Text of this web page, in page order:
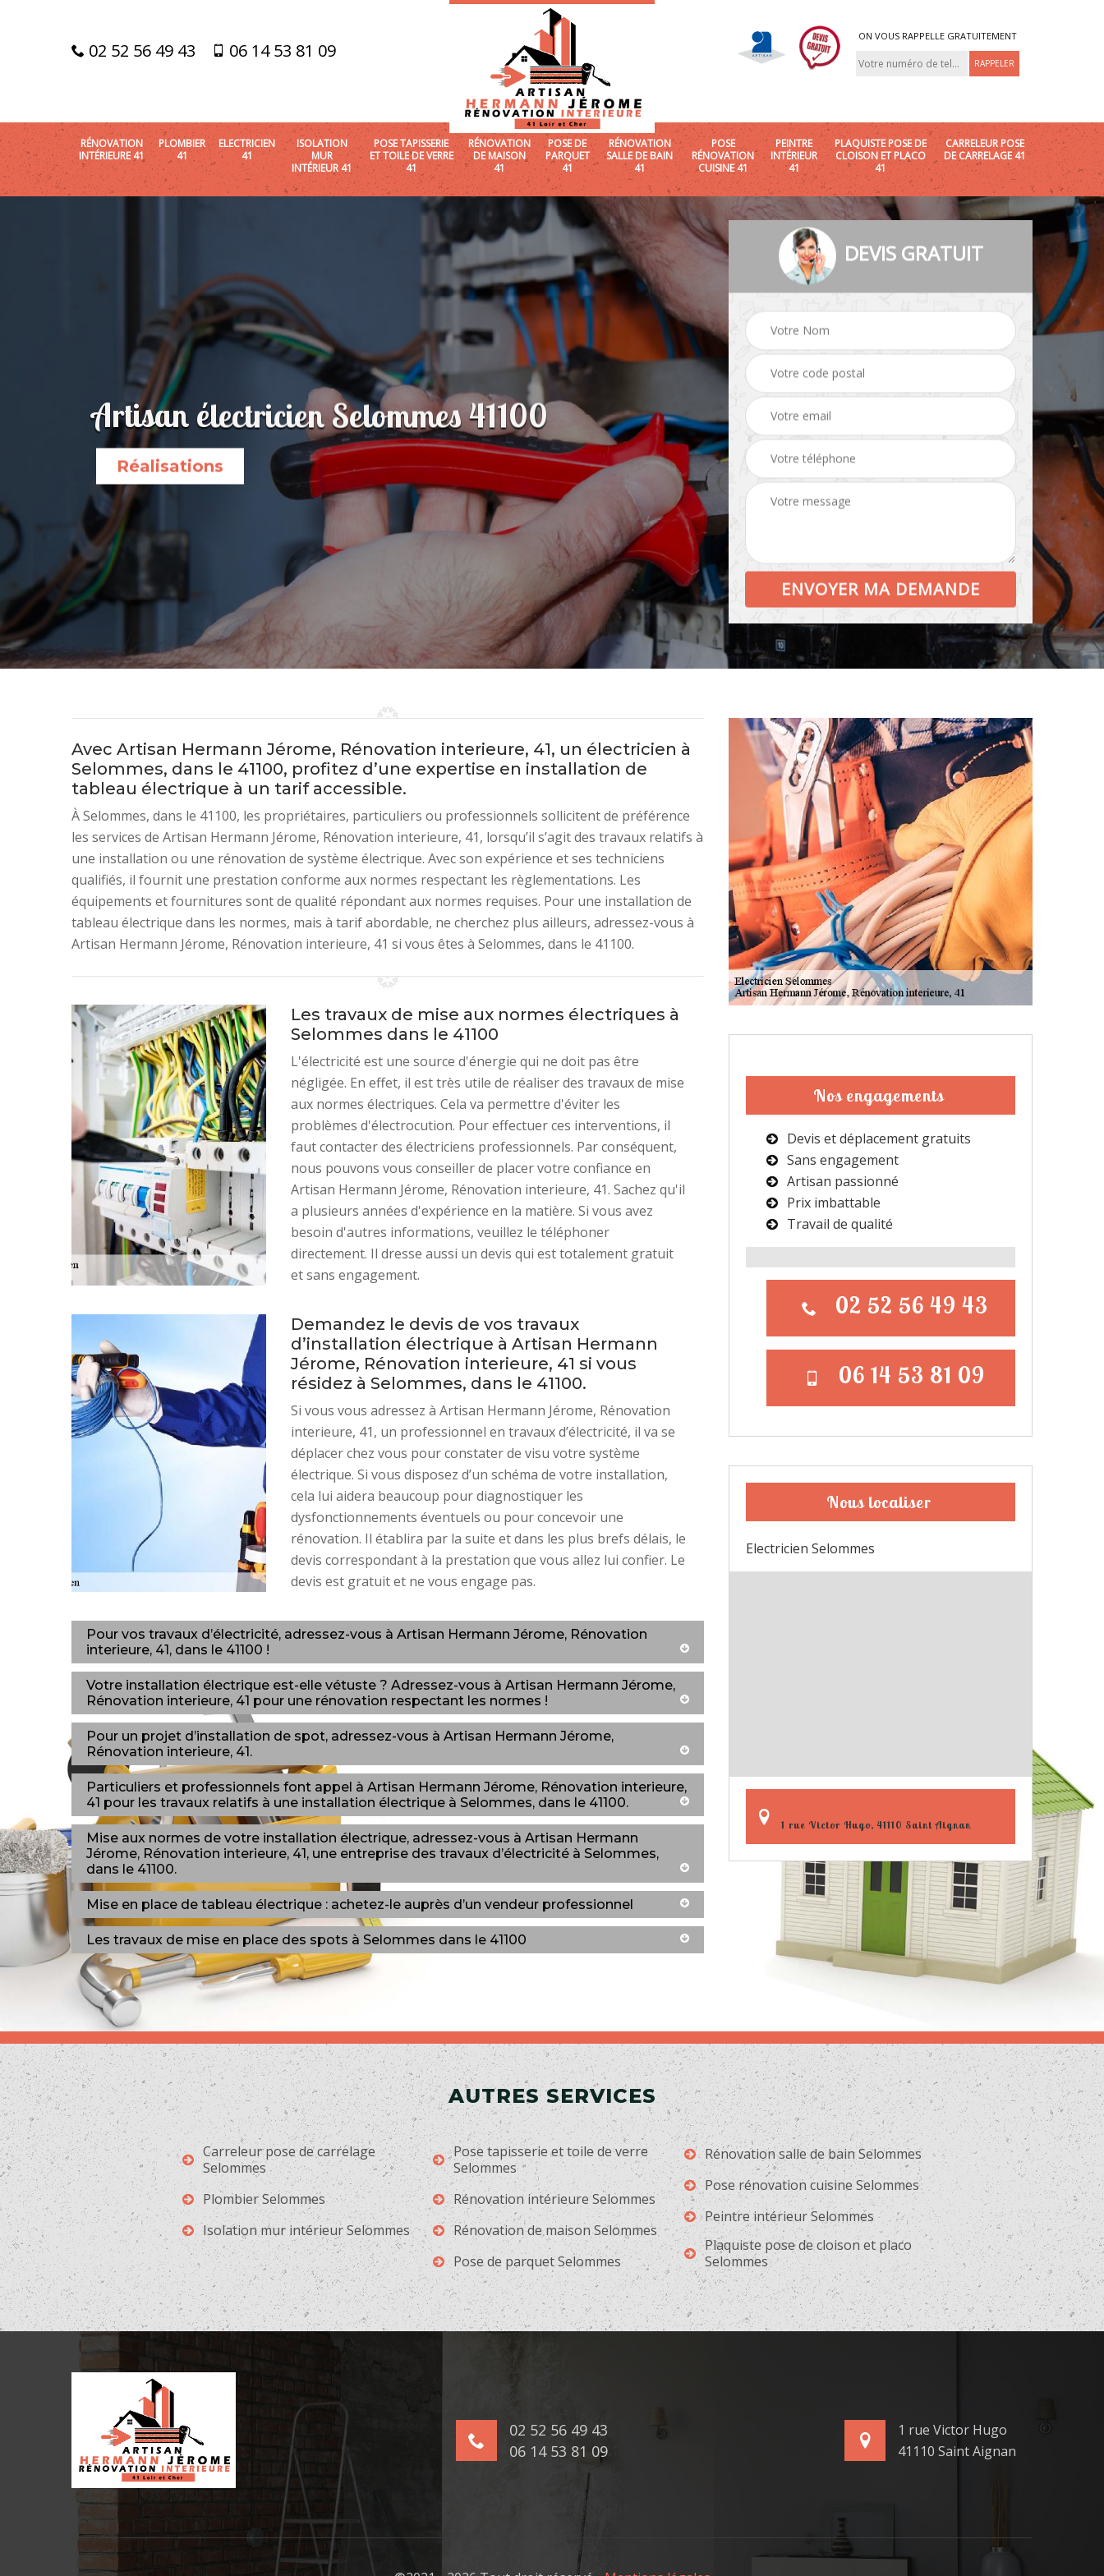
02 52 56 49 43 06 14 53 81 09
ON VOUS RAPPELLE GRATUITEMENT
RÉNOVATION
INTÉRIEURE 41
PLOMBIER
41
ELECTRICIEN
41
ISOLATION
MUR
INTÉRIEUR 41
POSE TAPISSERIE
ET TOILE DE VERRE
41
RÉNOVATION
DE MAISON
41
POSE DE
PARQUET
41
RÉNOVATION
SALLE DE BAIN
41
POSE
RÉNOVATION
CUISINE 41
PEINTRE
INTÉRIEUR
41
PLAQUISTE POSE DE
CLOISON ET PLACO
41
CARRELEUR POSE
DE CARRELAGE 41
Artisan électricien Selommes 41100
Réalisations
DEVIS GRATUIT
Avec Artisan Hermann Jérome, Rénovation interieure, 41, un électricien à
Selommes, dans le 41100, profitez d’une expertise en installation de
tableau électrique à un tarif accessible.
À Selommes, dans le 41100, les propriétaires, particuliers ou professionnels sollicitent de préférence
les services de Artisan Hermann Jérome, Rénovation interieure, 41, lorsqu’il s’agit des travaux relatifs à
une installation ou une rénovation de système électrique. Avec son expérience et ses techniciens
qualifiés, il fournit une prestation conforme aux normes respectant les règlementations. Les
équipements et fournitures sont de qualité répondant aux normes requises. Pour une installation de
tableau électrique dans les normes, mais à tarif abordable, ne cherchez plus ailleurs, adressez-vous à
Artisan Hermann Jérome, Rénovation interieure, 41 si vous êtes à Selommes, dans le 41100.
Les travaux de mise aux normes électriques à
Selommes dans le 41100
L'électricité est une source d'énergie qui ne doit pas être
négligée. En effet, il est très utile de réaliser des travaux de mise
aux normes électriques. Cela va permettre d'éviter les
problèmes d'électrocution. Pour effectuer ces interventions, il
faut contacter des électriciens professionnels. Par conséquent,
nous pouvons vous conseiller de placer votre confiance en
Artisan Hermann Jérome, Rénovation interieure, 41. Sachez qu'il
a plusieurs années d'expérience en la matière. Si vous avez
besoin d'autres informations, veuillez le téléphoner
directement. Il dresse aussi un devis qui est totalement gratuit
et sans engagement.
Demandez le devis de vos travaux
d’installation électrique à Artisan Hermann
Jérome, Rénovation interieure, 41 si vous
résidez à Selommes, dans le 41100.
Si vous vous adressez à Artisan Hermann Jérome, Rénovation
interieure, 41, un professionnel en travaux d’électricité, il va se
déplacer chez vous pour constater de visu votre système
électrique. Si vous disposez d’un schéma de votre installation,
cela lui aidera beaucoup pour diagnostiquer les
dysfonctionnements éventuels ou pour concevoir une
rénovation. Il établira par la suite et dans les plus brefs délais, le
devis correspondant à la prestation que vous allez lui confier. Le
devis est gratuit et ne vous engage pas.
Pour vos travaux d’électricité, adressez-vous à Artisan Hermann Jérome, Rénovation
interieure, 41, dans le 41100 !
Votre installation électrique est-elle vétuste ? Adressez-vous à Artisan Hermann Jérome,
Rénovation interieure, 41 pour une rénovation respectant les normes !
Pour un projet d’installation de spot, adressez-vous à Artisan Hermann Jérome,
Rénovation interieure, 41.
Particuliers et professionnels font appel à Artisan Hermann Jérome, Rénovation interieure,
41 pour les travaux relatifs à une installation électrique à Selommes, dans le 41100.
Mise aux normes de votre installation électrique, adressez-vous à Artisan Hermann
Jérome, Rénovation interieure, 41, une entreprise des travaux d’électricité à Selommes,
dans le 41100.
Mise en place de tableau électrique : achetez-le auprès d’un vendeur professionnel
Les travaux de mise en place des spots à Selommes dans le 41100
Nos engagements
Devis et déplacement gratuits
Sans engagement
Artisan passionné
Prix imbattable
Travail de qualité
02 52 56 49 43
06 14 53 81 09
Nous localiser
Electricien Selommes
1 rue Victor Hugo, 41110 Saint Aignan
AUTRES SERVICES
Carreleur pose de carrelage
Selommes
Plombier Selommes
Isolation mur intérieur Selommes
Pose tapisserie et toile de verre
Selommes
Rénovation intérieure Selommes
Rénovation de maison Selommes
Pose de parquet Selommes
Rénovation salle de bain Selommes
Pose rénovation cuisine Selommes
Peintre intérieur Selommes
Plaquiste pose de cloison et placo
Selommes
02 52 56 49 43
06 14 53 81 09
1 rue Victor Hugo
41110 Saint Aignan